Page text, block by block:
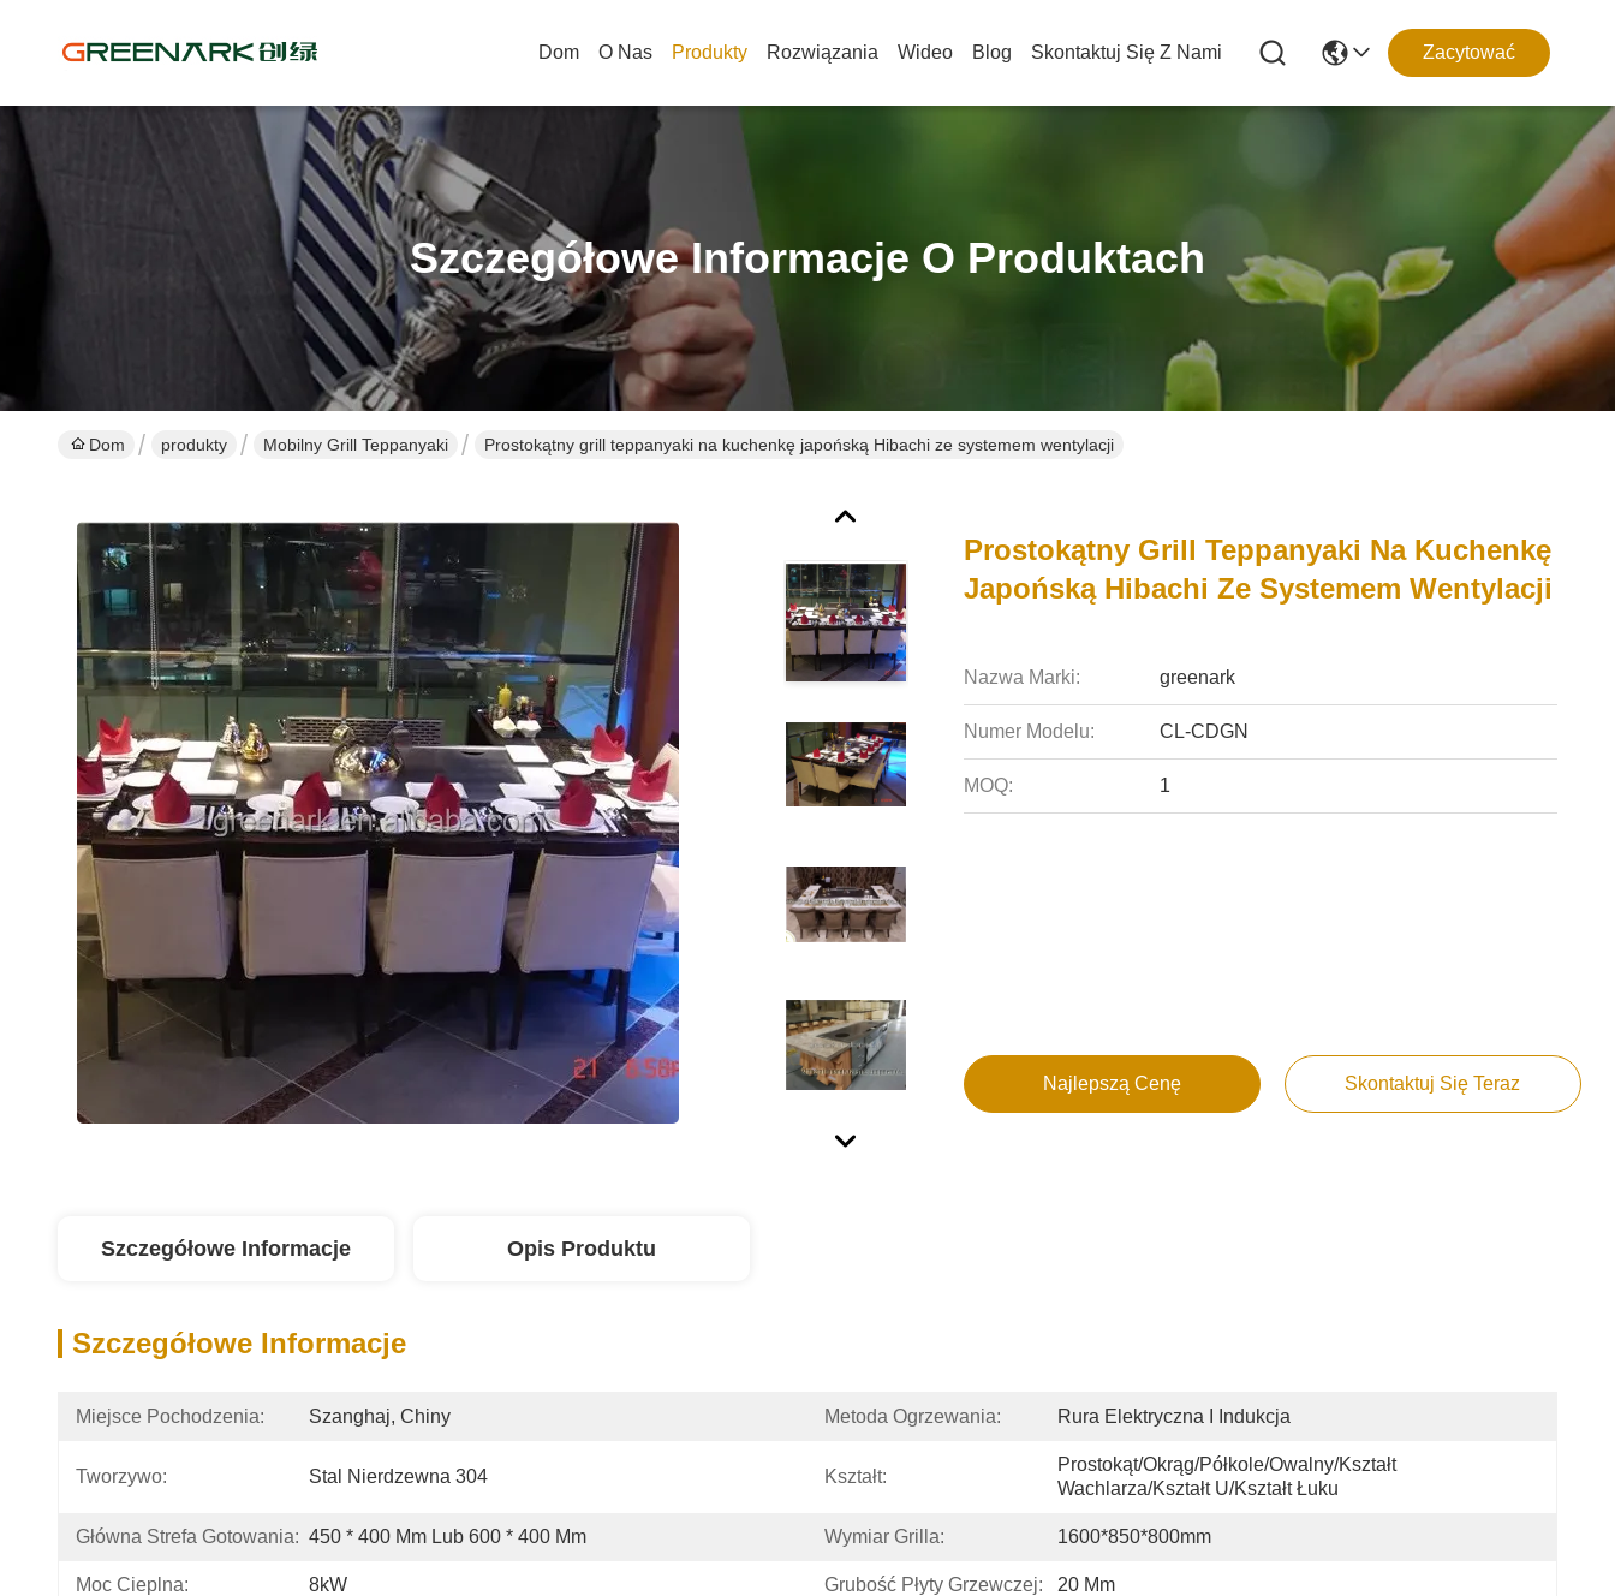
Dom O Nas Produkty Rozwiązania Wideo Blog Skontaktuj Się Z Nami Zacytować
Szczegółowe Informacje O Produktach
Dom produkty Mobilny Grill Teppanyaki Prostokątny grill teppanyaki na kuchenkę japońską Hibachi ze systemem wentylacji
Prostokątny Grill Teppanyaki Na Kuchenkę
Japońską Hibachi Ze Systemem Wentylacji
Nazwa Marki: greenark
Numer Modelu: CL-CDGN
MOQ: 1
Najlepszą Cenę Skontaktuj Się Teraz
Szczegółowe Informacje Opis Produktu
Szczegółowe Informacje
Miejsce Pochodzenia: Szanghaj, Chiny Metoda Ogrzewania: Rura Elektryczna I Indukcja
Tworzywo: Stal Nierdzewna 304 Kształt:
Prostokąt/okrąg/półkole/owalny/kształt
Wachlarza/kształt U/kształt Łuku
Główna Strefa Gotowania: 450 * 400 Mm Lub 600 * 400 Mm Wymiar Grilla: 1600*850*800mm
Moc Cieplna: 8kW Grubość Płyty Grzewczej: 20 Mm